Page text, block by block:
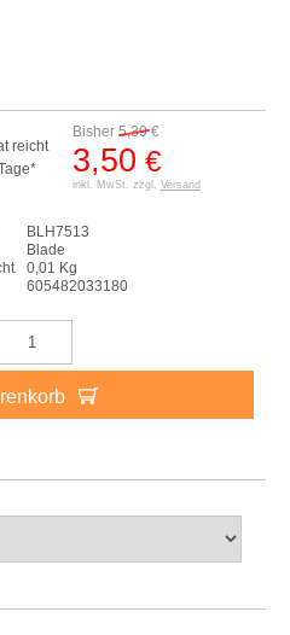
Bisher 5,39€
3,50 €
inkl. MwSt. zzgl. Versand
reicht
BLH7513
Blade
0,01 Kg
605482033180